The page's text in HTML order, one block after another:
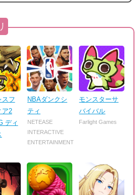
スフ
ア2
ディ
NBAダンクシ
ティ
NETEASE
INTERACTIVE
ENTERTAINMENT
モンスターサ
バイバル
Farlight Games